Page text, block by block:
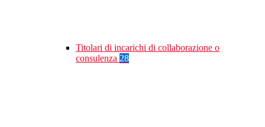
Titolari di incarichi di collaborazione o
consulenza 28